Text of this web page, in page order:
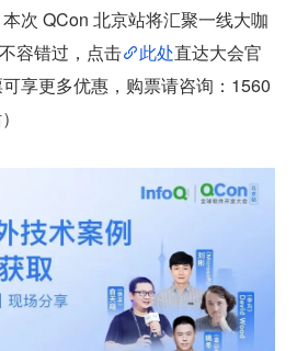
次 QCon 北京站将汇聚一线大咖
容错过，点击
此处直达大会官
享更多优惠，购票请咨询：1560